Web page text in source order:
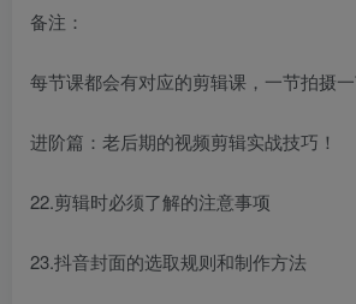
备注：
每节课都会有对应的剪辑课，一节拍摄
进阶篇：老后期的视频剪辑实战技巧！
22.剪辑时必须了解的注意事项
23.抖音封面的选取规则和制作方法